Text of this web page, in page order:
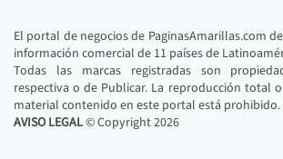
El portal de negocios de PaginasAmarillas.com
información comercial de 11 países de
Todas las marcas registradas son
respectiva o de Publicar. La reproducción total
material contenido en este portal está prohibido.
AVISO LEGAL© Copyright2026